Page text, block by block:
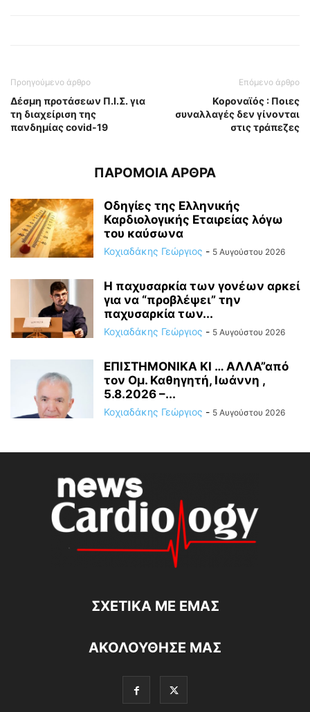
Προηγούμενο άρθρο
Δέσμη προτάσεων Π.Ι.Σ. για
τη διαχείριση της
πανδημίας covid-19
Επόμενο άρθρο
Κοροναϊός : Ποιες
συναλλαγές δεν γίνονται
στις τράπεζες
ΠΑΡΟΜΟΙΑ ΑΡΘΡΑ
Οδηγίες της Ελληνικής
Καρδιολογικής Εταιρείας λόγω
του καύσωνα
Κοχιαδάκης Γεώργιος - 5 Αυγούστου 2026
Η παχυσαρκία των γονέων αρκεί
για να “προβλέψει” την
παχυσαρκία των...
Κοχιαδάκης Γεώργιος - 5 Αυγούστου 2026
ΕΠΙΣΤΗΜΟΝΙΚΑ ΚΙ … ΑΛΛΑ”από
τον Ομ. Καθηγητή, Ιωάννη ,
5.8.2026 –...
Κοχιαδάκης Γεώργιος - 5 Αυγούστου 2026
ΣΧΕΤΙΚΆ ΜΕ ΕΜΆΣ
ΑΚΟΛΟΥΘΗΣΕ ΜΑΣ